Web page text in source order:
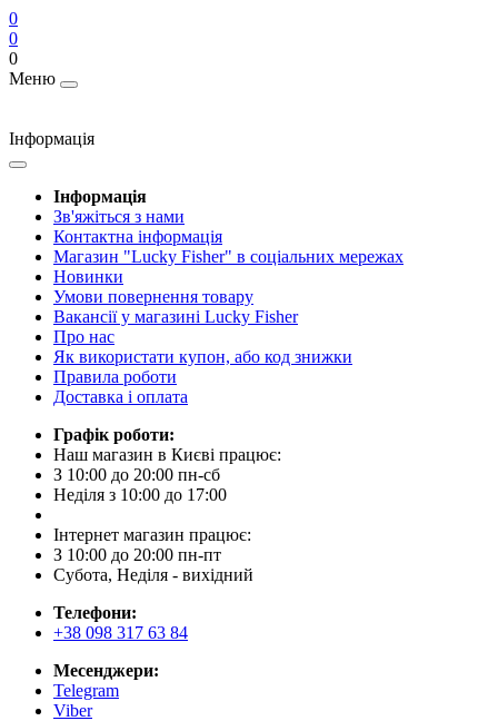
0
0
0
Меню
Інформація
Інформація
Зв'яжіться з нами
Контактна інформація
Магазин "Lucky Fisher" в соціальних мережах
Новинки
Умови повернення товару
Вакансії у магазині Lucky Fisher
Про нас
Як використати купон, або код знижки
Правила роботи
Доставка і оплата
Графік роботи:
Наш магазин в Києві працює:
З 10:00 до 20:00 пн-сб
Неділя з 10:00 до 17:00
Інтернет магазин працює:
З 10:00 до 20:00 пн-пт
Субота, Неділя - вихідний
Телефони:
+38 098 317 63 84
Месенджери:
Telegram
Viber